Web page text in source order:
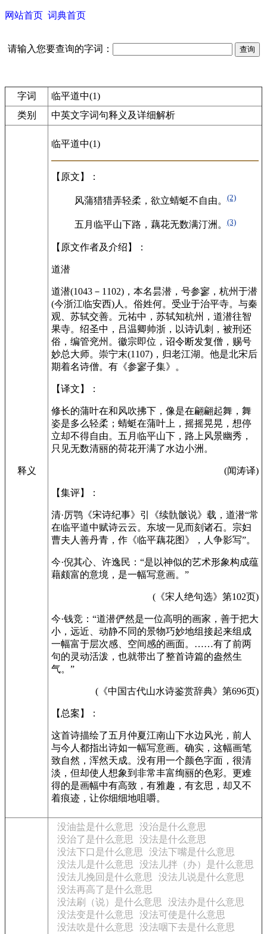
网站首页 词典首页
请输入您要查询的字词：
字词
临平道中(1)
类别
中英文字词句释义及详细解析
释义
临平道中(1)
【原文】：
风蒲猎猎弄轻柔，欲立蜻蜓不自由。(2)
五月临平山下路，藕花无数满汀洲。(3)
【原文作者及介绍】：
道潜
道潜(1043－1102)，本名昙潜，号参寥，杭州于潜
(今浙江临安西)人。俗姓何。受业于治平寺。与秦
观、苏轼交善。元祐中，苏轼知杭州，道潜往智
果寺。绍圣中，吕温卿帅浙，以诗讥刺，被刑还
俗，编管兖州。徽宗即位，诏令断发复僧，赐号
妙总大师。崇宁末(1107)，归老江湖。他是北宋后
期着名诗僧。有《参寥子集》。
【译文】：
修长的蒲叶在和风吹拂下，像是在翩翩起舞，舞
姿是多么轻柔；蜻蜓在蒲叶上，摇摇晃晃，想停
立却不得自由。五月临平山下，路上风景幽秀，
只见无数清丽的荷花开满了水边小洲。
(闻涛译)
【集评】：
清·厉鹗《宋诗纪事》引《续骩骳说》载，道潜“常
在临平道中赋诗云云。东坡一见而刻诸石。宗妇
曹夫人善丹青，作《临平藕花图》，人争影写”。
今·倪其心、许逸民：“是以神似的艺术形象构成蕴
藉颇富的意境，是一幅写意画。”
(《宋人绝句选》第102页)
今·钱竞：“道潜俨然是一位高明的画家，善于把大
小，远近、动静不同的景物巧妙地组接起来组成
一幅富于层次感、空间感的画面。……有了前两
句的灵动活泼，也就带出了整首诗篇的盎然生
气。”
(《中国古代山水诗鉴赏辞典》第696页)
【总案】：
这首诗描绘了五月仲夏江南山下水边风光，前人
与今人都指出诗如一幅写意画。确实，这幅画笔
致自然，浑然天成。没有用一个颜色字面，很清
淡，但却使人想象到非常丰富绚丽的色彩。更难
得的是画幅中有高致，有雅趣，有玄思，却又不
着痕迹，让你细细地咀嚼。
没油盐是什么意思
没治是什么意思
没治了是什么意思
没法是什么意思
没法下口是什么意思
没法下嘴是什么意思
没法儿是什么意思
没法儿拌（办）是什么意思
没法儿挽回是什么意思
没法儿说是什么意思
没法再高了是什么意思
没法刷（说）是什么意思
没法办是什么意思
没法变是什么意思
没法可使是什么意思
没法吹是什么意思
没法咽下去是什么意思